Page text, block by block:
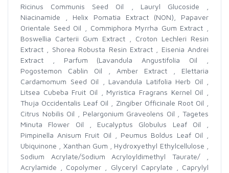
Ricinus Communis Seed Oil , Lauryl Glucoside ,
Niacinamide , Helix Pomatia Extract (NON), Papaver
Orientale Seed Oil , Commiphora Myrrha Gum Extract ,
Boswellia Carterii Gum Extract , Croton Lechleri Resin
Extract , Shorea Robusta Resin Extract , Eisenia Andrei
Extract , Parfum (Lavandula Angustifolia Oil ,
Pogostemon Cablin Oil , Amber Extract , Elettaria
Cardamomum Seed Oil , Lavandula Latifolia Herb Oil ,
Litsea Cubeba Fruit Oil , Myristica Fragrans Kernel Oil ,
Thuja Occidentalis Leaf Oil , Zingiber Officinale Root Oil ,
Citrus Nobilis Oil , Pelargonium Graveolens Oil , Tagetes
Minuta Flower Oil , Eucalyptus Globulus Leaf Oil ,
Pimpinella Anisum Fruit Oil , Peumus Boldus Leaf Oil ,
Ubiquinone , Xanthan Gum , Hydroxyethyl Ethylcellulose ,
Sodium Acrylate/Sodium Acryloyldimethyl Taurate/ ,
Acrylamide , Copolymer , Glyceryl Caprylate , Caprylyl